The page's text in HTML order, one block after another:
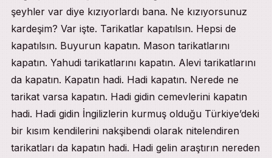
şeyhler var diye kızıyorlardı bana. Ne kızıyorsunuz
kardeşim? Var işte. Tarikatlar kapatılsın. Hepsi de
kapatılsın. Buyurun kapatın. Mason tarikatlarını
kapatın. Yahudi tarikatlarını kapatın. Alevi tarikatlarını
da kapatın. Kapatın hadi. Hadi kapatın. Nerede ne
tarikat varsa kapatın. Hadi gidin cemevlerini kapatın
hadi. Hadi gidin İngilizlerin kurmuş olduğu Türkiye’deki
bir kısım kendilerini nakşibendi olarak nitelendiren
tarikatları da kapatın hadi. Hadi gelin araştırın nereden